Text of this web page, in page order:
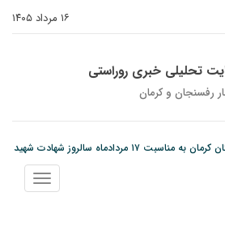
۱۶ مرداد ۱۴۰۵
تحلیلی خبری روراستی
رفسنجان و كرمان
پیام رئیس کل دادگستری استان کرمان به مناسبت ۱۷ مردادماه سالروز شهادت شهید
نمایش
منو